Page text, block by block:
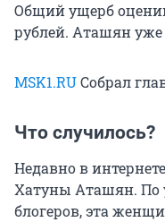
Общий ущерб
рублей. Аташян
MSK1.RUСобрал
Что случилось?
Недавно в
Хатуны Аташян. По
блогеров, эта